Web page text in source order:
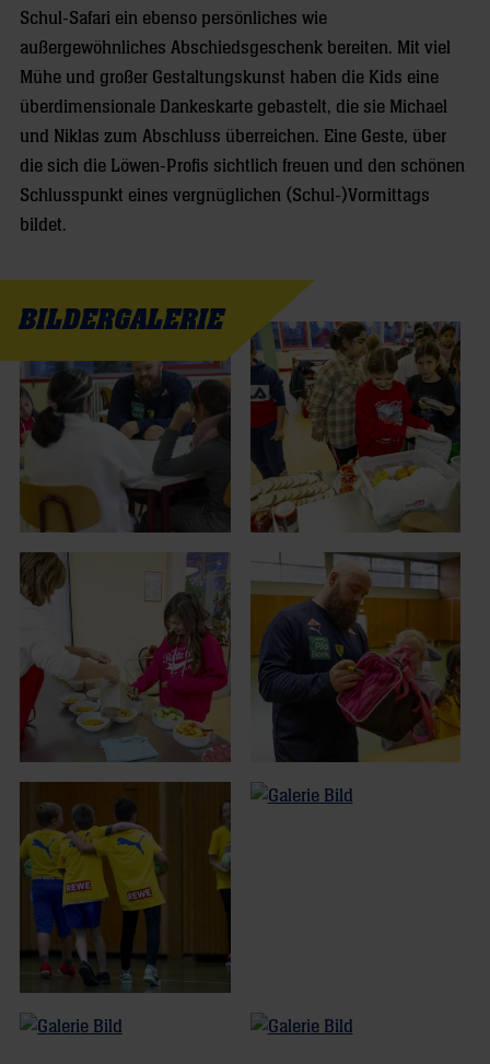
Schul-Safari ein ebenso persönliches wie
außergewöhnliches Abschiedsgeschenk bereiten. Mit viel
Mühe und großer Gestaltungskunst haben die Kids eine
überdimensionale Dankeskarte gebastelt, die sie Michael
und Niklas zum Abschluss überreichen. Eine Geste, über
die sich die Löwen-Profis sichtlich freuen und den schönen
Schlusspunkt eines vergnüglichen (Schul-)Vormittags
bildet.
BILDERGALERIE